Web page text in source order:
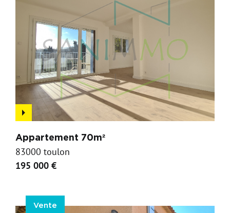
Appartement 70m²
83000 toulon
195 000 €
Vente